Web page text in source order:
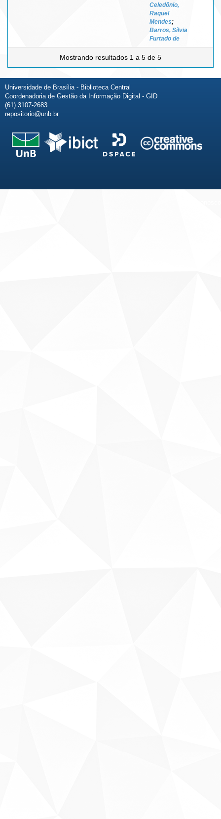
Celedônio,
Raquel
Mendes;
Barros, Sílvia
Furtado de
Mostrando resultados 1 a 5 de 5
Universidade de Brasília - Biblioteca Central
Coordenadoria de Gestão da Informação Digital - GID
(61) 3107-2683
repositorio@unb.br